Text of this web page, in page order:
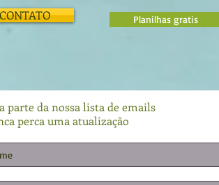
Planilhas gratis
parte da nossa lista de emails
perca uma atualização